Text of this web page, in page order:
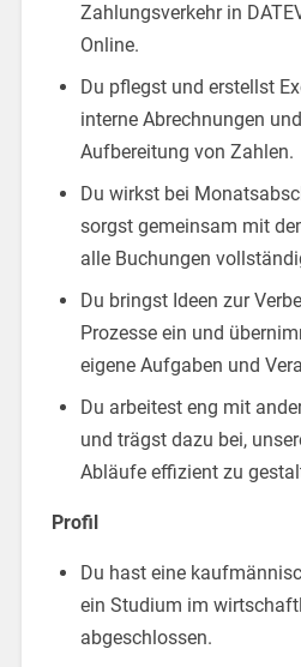
Zahlungsverkehr in
Online.
Du pflegst und erstellst
interne Abrechnungen
Aufbereitung von Zahlen.
Du wirkst bei
sorgst gemeinsam mit
alle Buchungen
Du bringst Ideen zur
Prozesse ein und
eigene Aufgaben und
Du arbeitest eng mit
und trägst dazu bei,
Abläufe effizient zu
Profil
Du hast eine
ein Studium im
abgeschlossen.